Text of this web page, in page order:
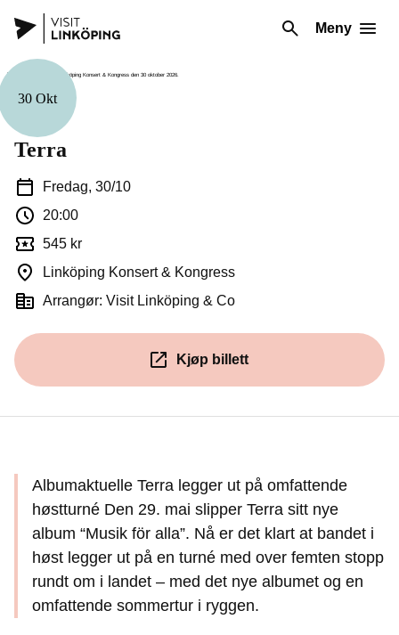
Meny
30 Okt
Terra
Fredag, 30/10
20:00
545 kr
Linköping Konsert & Kongress
Arrangør: Visit Linköping & Co
Kjøp billett
(Åpnes i et nytt vindu)
Albumaktuelle Terra legger ut på omfattende
høstturné Den 29. mai slipper Terra sitt nye
album “Musik för alla”. Nå er det klart at bandet i
høst legger ut på en turné med over femten stopp
rundt om i landet – med det nye albumet og en
omfattende sommertur i ryggen.